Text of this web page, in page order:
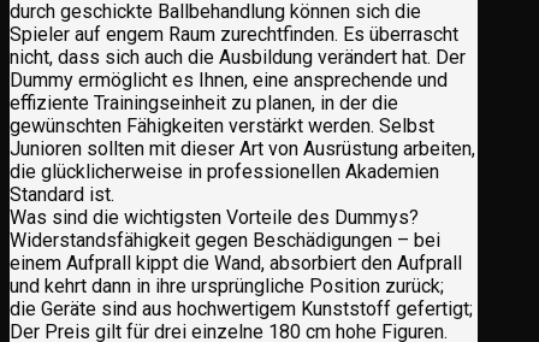
durch geschickte Ballbehandlung können sich die
Spieler auf engem Raum zurechtfinden. Es überrascht
nicht, dass sich auch die Ausbildung verändert hat. Der
Dummy ermöglicht es Ihnen, eine ansprechende und
effiziente Trainingseinheit zu planen, in der die
gewünschten Fähigkeiten verstärkt werden. Selbst
Junioren sollten mit dieser Art von Ausrüstung arbeiten,
die glücklicherweise in professionellen Akademien
Standard ist.
Was sind die wichtigsten Vorteile des Dummys?
Widerstandsfähigkeit gegen Beschädigungen – bei
einem Aufprall kippt die Wand, absorbiert den Aufprall
und kehrt dann in ihre ursprüngliche Position zurück;
die Geräte sind aus hochwertigem Kunststoff gefertigt;
Der Preis gilt für drei einzelne 180 cm hohe Figuren.